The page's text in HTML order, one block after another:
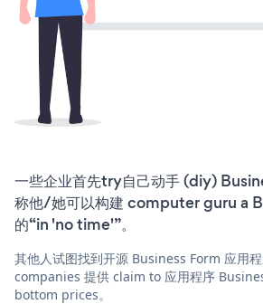
一些企业首先try自己动手 (diy)
称他/她可以构建 computer guru a
的“in 'no time'”。
其他人试图找到开源 Business Form 应用
companies 提供 claim to 应用程序
bottom prices。